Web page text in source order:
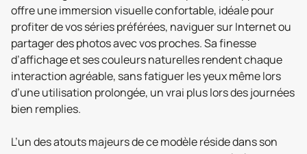
offre une immersion visuelle confortable, idéale pour
profiter de vos séries préférées, naviguer sur Internet ou
partager des photos avec vos proches. Sa finesse
d’affichage et ses couleurs naturelles rendent chaque
interaction agréable, sans fatiguer les yeux même lors
d’une utilisation prolongée, un vrai plus lors des journées
bien remplies.
L’un des atouts majeurs de ce modèle réside dans son